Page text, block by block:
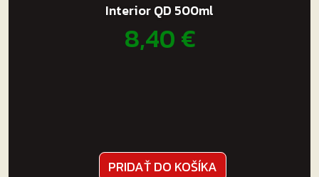
Interior QD 500ml
8,40€
PRIDAŤ DO KOŠÍKA